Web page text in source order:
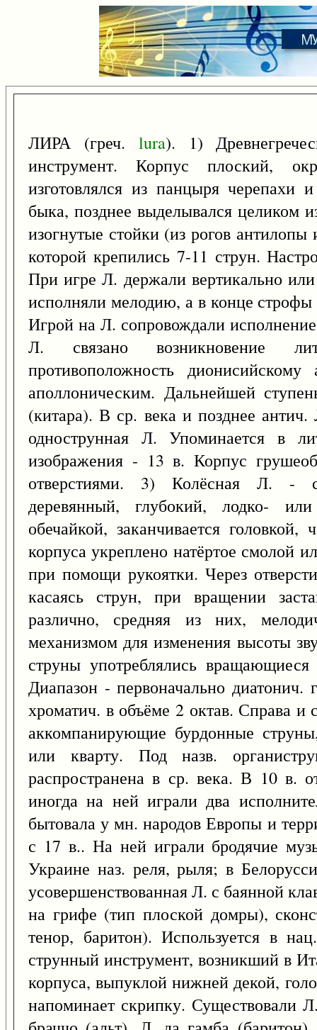
ЛИРА (греч. lura). 1)
инструмент. Корпус плоский,
изготовлялся из панцыря
быка, позднее выделывался целиком
изогнутые стойки (из рогов
которой крепились 7-11 струн.
При игре Л. держали вертикально
исполняли мелодию, а в конце
Игрой на Л. сопровождали
Л. связано возникновение
противоположность
аполлоническим. Дальнейшей
(китара). В ср. века и позднее
однострунная Л. Упоминается в
изображения - 13 в. Корпус
отверстиями. 3) Колёсная Л. -
деревянный, глубокий, лодко-
обечайкой, заканчивается
корпуса укреплено натёртое смолой
при помощи рукоятки. Через
касаясь струн, при вращении
различно, средняя из них,
механизмом для изменения высоты
струны употреблялись
Диапазон - первоначально
хроматич. в объёме 2 октав. Справа и
аккомпанирующие бурдонные
или кварту. Под назв.
распространена в ср. века. В 10 в.
иногда на ней играли два
бытовала у мн. народов Европы и
с 17 в.. На ней играли бродячие
Украине наз. реля, рыля; в
усовершенствованная Л. с баянной
на грифе (тип плоской домры),
тенор, баритон). Используется в
струнный инструмент, возникший в
корпуса, выпуклой нижней декой,
напоминает скрипку. Существовали